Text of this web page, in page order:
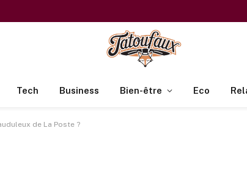
Tech Business Bien-être Eco
de La Poste ?